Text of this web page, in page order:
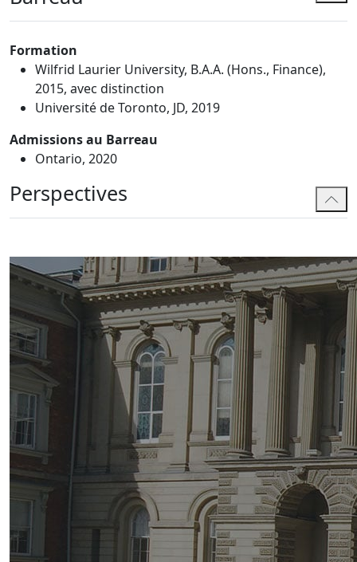
Formation
Wilfrid Laurier University, B.A.A. (Hons., Finance),
2015, avec distinction
Université de Toronto, JD, 2019
Admissions au Barreau
Ontario, 2020
Perspectives